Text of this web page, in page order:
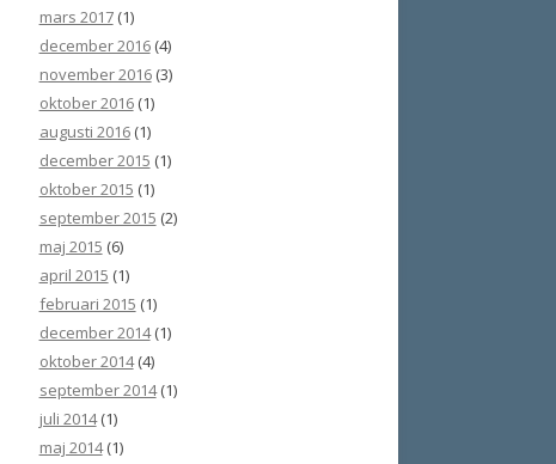
mars 2017(1)
december 2016(4)
november 2016(3)
oktober 2016(1)
augusti 2016(1)
december 2015 (1)
oktober 2015 (1)
september 2015 (2)
maj 2015 (6)
april 2015 (1)
februari 2015 (1)
december 2014(1)
oktober 2014(4)
september 2014(1)
juli 2014(1)
maj 2014(1)